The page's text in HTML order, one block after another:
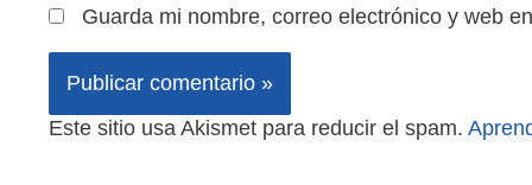
Guarda mi nombre, correo electrónico y web
Este sitio usa Akismet para reducir el spam.